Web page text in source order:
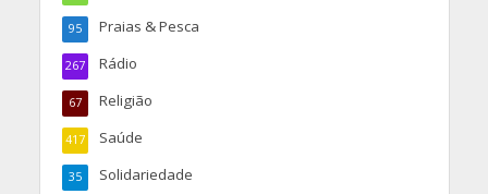
Praias & Pesca
95
Rádio
267
Religião
67
Saúde
417
Solidariedade
35